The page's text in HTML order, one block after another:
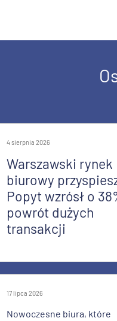
4 sierpnia 2026
Warszawski rynek
biurowy
Popyt wzrósł o
powrót dużych
transakcji
17 lipca 2026
Nowoczesne biura, które